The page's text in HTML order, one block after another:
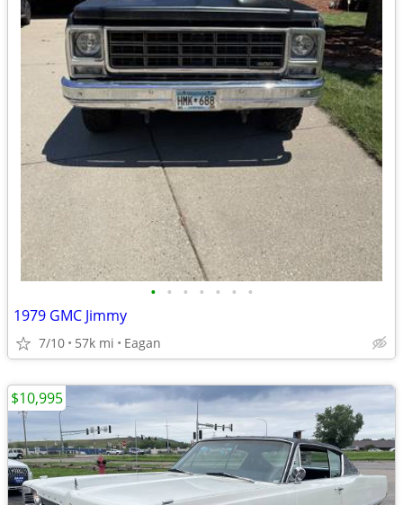
• • • • • • •
1979 GMC Jimmy
7/10 57k mi Eagan
$10,995